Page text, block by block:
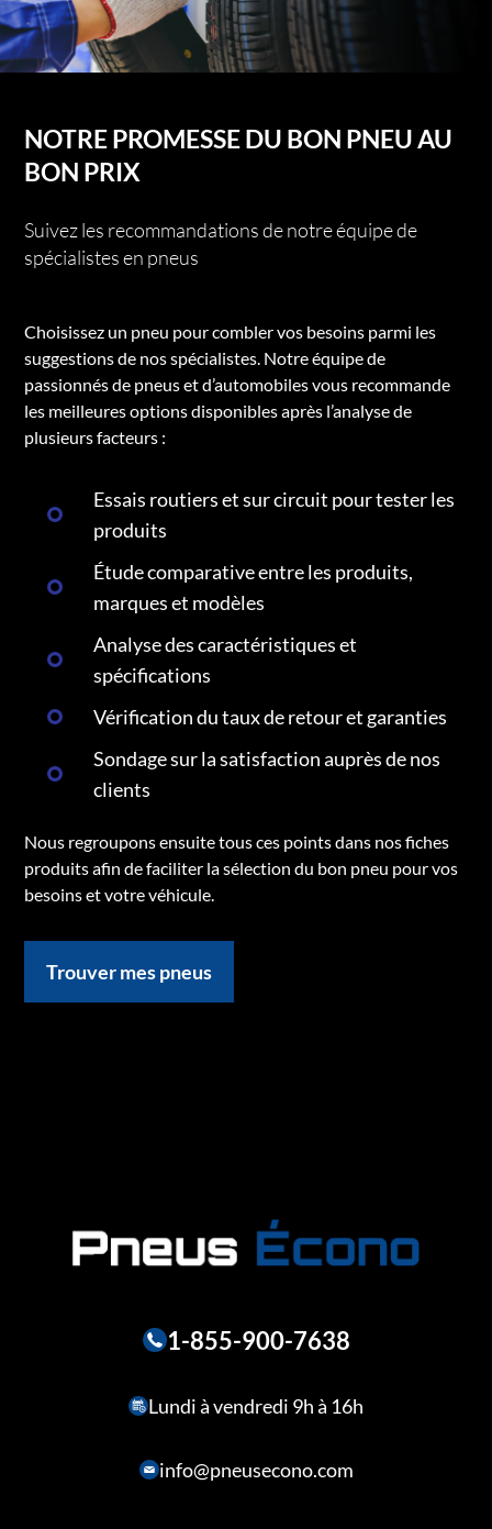
NOTRE PROMESSE DU BON PNEU AU
BON PRIX
Suivez les recommandations de notre équipe de
spécialistes en pneus
Choisissez un pneu pour combler vos besoins parmi les
suggestions de nos spécialistes. Notre équipe de
passionnés de pneus et d’automobiles vous recommande
les meilleures options disponibles après l’analyse de
plusieurs facteurs :
Essais routiers et sur circuit pour tester les
produits
Étude comparative entre les produits,
marques et modèles
Analyse des caractéristiques et
spécifications
Vérification du taux de retour et garanties
Sondage sur la satisfaction auprès de nos
clients
Nous regroupons ensuite tous ces points dans nos fiches
produits afin de faciliter la sélection du bon pneu pour vos
besoins et votre véhicule.
Trouver mes pneus
1-855-900-7638
Lundi à vendredi 9h à 16h
info@pneusecono.com